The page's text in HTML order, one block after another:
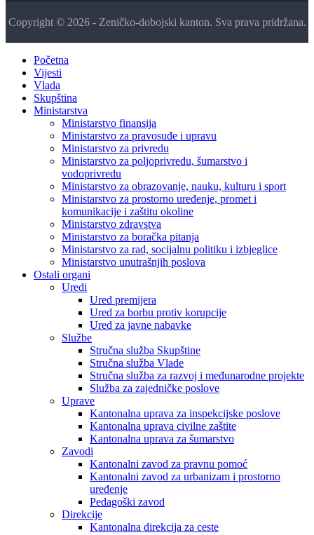
Copyright © 2026 - Zeničko-dobojski kanton. Sva prava pridržana.
Početna
Vijesti
Vlada
Skupština
Ministarstva
Ministarstvo finansija
Ministarstvo za pravosuđe i upravu
Ministarstvo za privredu
Ministarstvo za poljoprivredu, šumarstvo i
vodoprivredu
Ministarstvo za obrazovanje, nauku, kulturu i sport
Ministarstvo za prostorno uređenje, promet i
komunikacije i zaštitu okoline
Ministarstvo zdravstva
Ministarstvo za boračka pitanja
Ministarstvo za rad, socijalnu politiku i izbjeglice
Ministarstvo unutrašnjih poslova
Ostali organi
Uredi
Ured premijera
Ured za borbu protiv korupcije
Ured za javne nabavke
Službe
Stručna služba Skupštine
Stručna služba Vlade
Stručna služba za razvoj i međunarodne projekte
Služba za zajedničke poslove
Uprave
Kantonalna uprava za inspekcijske poslove
Kantonalna uprava civilne zaštite
Kantonalna uprava za šumarstvo
Zavodi
Kantonalni zavod za pravnu pomoć
Kantonalni zavod za urbanizam i prostorno
uređenje
Pedagoški zavod
Direkcije
Kantonalna direkcija za ceste